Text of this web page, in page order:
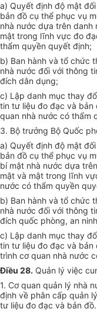
a) Quyết định độ mật
bản đồ cụ thể phục vụ
nhà nước dựa trên danh
mật trong lĩnh vực đo
thẩm quyền quyết định;
b) Ban hành và tổ chức
nhà nước đối với thông
đích dân dụng;
c) Lập danh mục thay
tin tư liệu đo đạc và
quan nhà nước có thẩm
3. Bộ trưởng Bộ Quốc
a) Quyết định độ mật
bản đồ cụ thể phục vụ
bí mật nhà nước dựa
mật và mật trong lĩnh
nước có thẩm quyền
b) Ban hành và tổ chức
nhà nước đối với thông
đích quốc phòng, an
c) Lập danh mục thay
tin tư liệu đo đạc và bản
trình cơ quan nhà nước
Điều 28. Quản lý việc
1. Cơ quan quản lý nhà
định về phân cấp quản
tư liệu đo đạc và bản đồ.